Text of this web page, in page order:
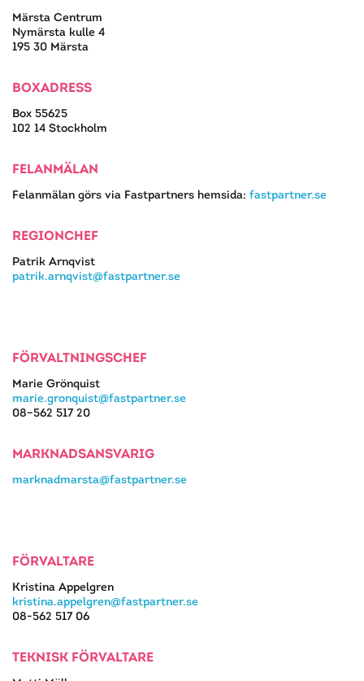
Märsta Centrum
Nymärsta kulle 4
195 30 Märsta
BOXADRESS
Box 55625
102 14 Stockholm
FELANMÄLAN
Felanmälan görs via Fastpartners hemsida: fastpartner.se
REGIONCHEF
Patrik Arnqvist
patrik.arnqvist@fastpartner.se
FÖRVALTNINGSCHEF
Marie Grönquist
marie.gronquist@fastpartner.se
08–562 517 20
MARKNADSANSVARIG
marknadmarsta@fastpartner.se
FÖRVALTARE
Kristina Appelgren
kristina.appelgren@fastpartner.se
08-562 517 06
TEKNISK FÖRVALTARE